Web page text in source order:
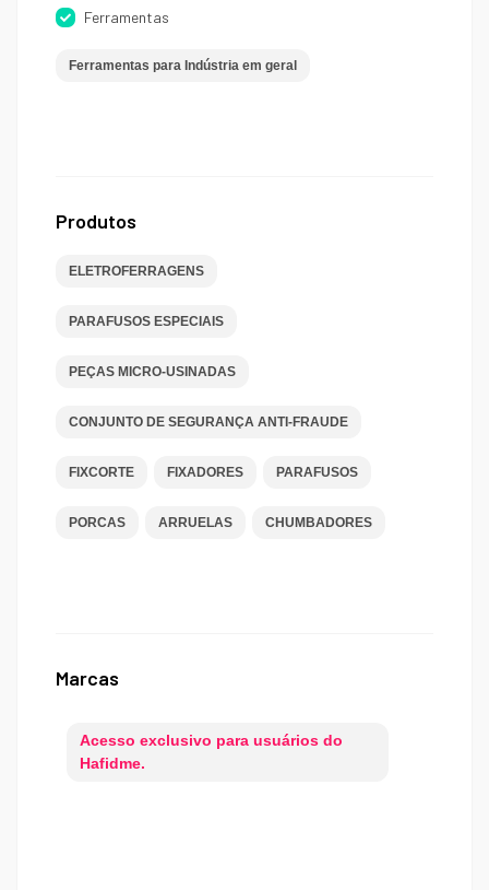
Ferramentas
Ferramentas para Indústria em geral
Produtos
ELETROFERRAGENS
PARAFUSOS ESPECIAIS
PEÇAS MICRO-USINADAS
CONJUNTO DE SEGURANÇA ANTI-FRAUDE
FIXCORTE FIXADORES PARAFUSOS
PORCAS ARRUELAS CHUMBADORES
Marcas
Acesso exclusivo para usuários do
Hafidme.